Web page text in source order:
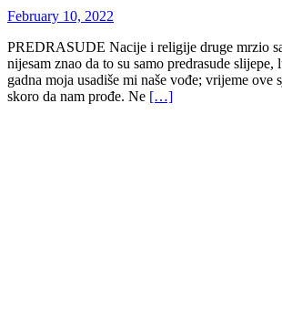
February 10, 2022
PREDRASUDE Nacije i religije druge mrzio
nijesam znao da to su samo predrasude slijepe,
gadna moja usadiše mi naše vođe; vrijeme ove
skoro da nam prođe. Ne […]